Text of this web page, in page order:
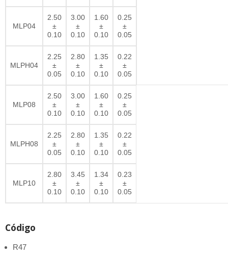
MLP04
2.50
±
0.10
3.00
±
0.10
1.60
±
0.10
0.25
±
0.05
MLPH04
2.25
±
0.05
2.80
±
0.10
1.35
±
0.10
0.22
±
0.05
MLP08
2.50
±
0.10
3.00
±
0.10
1.60
±
0.10
0.25
±
0.05
MLPH08
2.25
±
0.05
2.80
±
0.10
1.35
±
0.10
0.22
±
0.05
MLP10
2.80
±
0.10
3.45
±
0.10
1.34
±
0.10
0.23
±
0.05
Código
R47